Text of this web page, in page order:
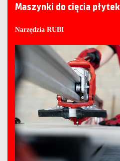
Maszynki do cięcia płytek
Narzędzia RUBI